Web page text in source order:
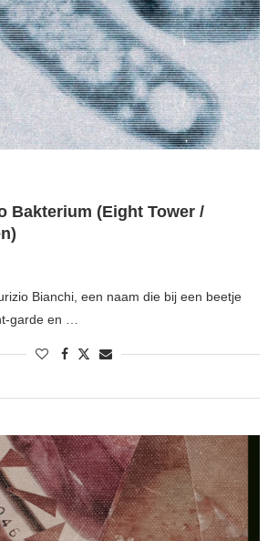
Bakterium (Eight Tower /
Bianchi, een naam die bij een beetje
garde en …